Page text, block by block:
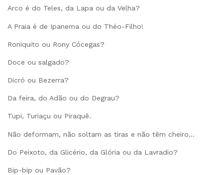
Arco é do Teles, da Lapa ou da Velha?
A Praia é de Ipanema ou do Théo-Filho!
Roniquito ou Rony Cócegas?
Doce ou salgado?
Dicró ou Bezerra?
Da feira, do Adão ou do Degrau?
Tupi, Turiaçu ou Piraquê.
Não deformam, não soltam as tiras e não têm cheiro…
Do Peixoto, da Glicério, da Glória ou da Lavradio?
Bip-bip ou Pavão?